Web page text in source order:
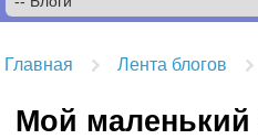
Главная Лента блогов
Мой маленький